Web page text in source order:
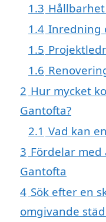
1.3
1.4 Inredning
1.5
1.6
2 Hur mycket
Gantofta?
2.1 Vad kan
3 Fördelar
Gantofta
4 Sök efter en
omgivande